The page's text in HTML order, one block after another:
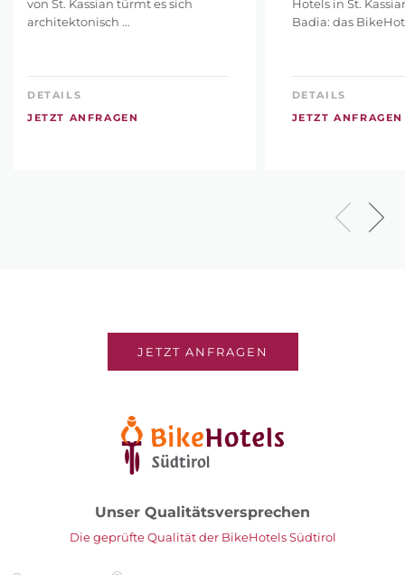
von St. Kassian türmt es sich
architektonisch ...
DETAILS
JETZT ANFRAGEN
Hotels in St.
Badia: das
DETAILS
JETZT ANFRAGEN
JETZT ANFRAGEN
Unser Qualitätsversprechen
Die geprüfte Qualität der BikeHotels Südtirol